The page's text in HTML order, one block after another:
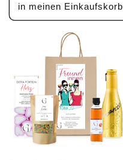
in meinen Einkaufskorb